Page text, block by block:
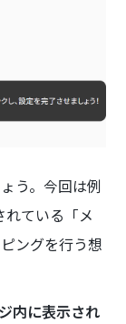
う。今回は例
ている「メ
ングを行う想
内に表示され